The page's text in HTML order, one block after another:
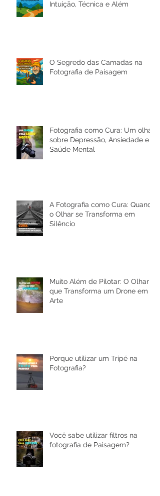
Fotografia como Cura: Um olhar
A Fotografia como Cura: Quando
Muito Além de Pilotar: O Olhar